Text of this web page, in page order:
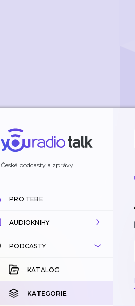
České podcasty a zprávy
PRO TEBE
AUDIOKNIHY
KATALOG
KOUPENÉ
KATEGORIE
PODCASTY
KATALOG
KATEGORIE